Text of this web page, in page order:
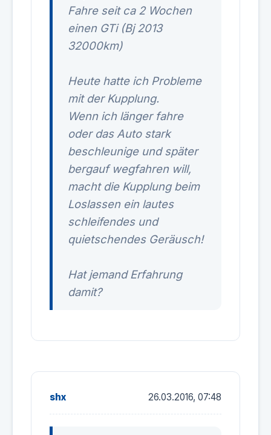
Fahre seit ca 2 Wochen
einen GTi (Bj 2013
32000km)
Heute hatte ich Probleme
mit der Kupplung.
Wenn ich länger fahre
oder das Auto stark
beschleunige und später
bergauf wegfahren will,
macht die Kupplung beim
Loslassen ein lautes
schleifendes und
quietschendes Geräusch!
Hat jemand Erfahrung
damit?
shx 26.03.2016, 07:48